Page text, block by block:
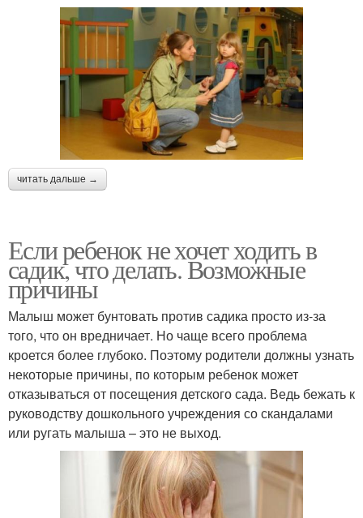
читать дальше →
Если ребенок не хочет ходить в
садик, что делать. Возможные
причины
Малыш может бунтовать против садика просто из-за
того, что он вредничает. Но чаще всего проблема
кроется более глубоко. Поэтому родители должны узнать
некоторые причины, по которым ребенок может
отказываться от посещения детского сада. Ведь бежать к
руководству дошкольного учреждения со скандалами
или ругать малыша – это не выход.